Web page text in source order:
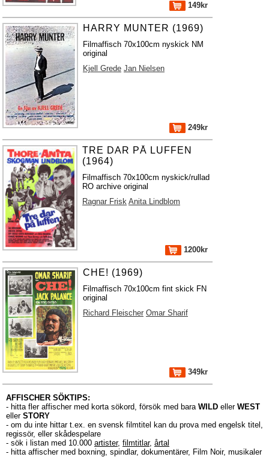
149kr
HARRY MUNTER (1969)
Filmaffisch 70x100cm nyskick NM
original
Kjell Grede Jan Nielsen
249kr
TRE DAR PÅ LUFFEN
(1964)
Filmaffisch 70x100cm nyskick/rullad
RO archive original
Ragnar Frisk Anita Lindblom
1200kr
CHE! (1969)
Filmaffisch 70x100cm fint skick FN
original
Richard Fleischer Omar Sharif
349kr
AFFISCHER SÖKTIPS:
- hitta fler affischer med korta sökord, försök med bara WILD eller WEST
eller STORY
- om du inte hittar t.ex. en svensk filmtitel kan du prova med engelsk titel,
regissör, eller skådespelare
- sök i listan med 10.000 artister, filmtitlar, årtal
- hitta affischer med boxning, spindlar, dokumentärer, Film Noir, musikaler